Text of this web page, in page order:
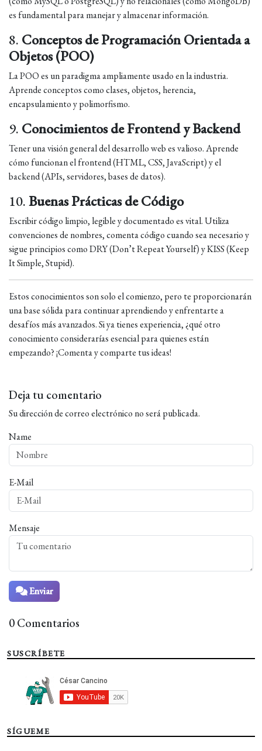
es fundamental para manejar y almacenar información.
8. Conceptos de Programación Orientada a
Objetos (POO)
La POO es un paradigma ampliamente usado en la industria.
Aprende conceptos como clases, objetos, herencia,
encapsulamiento y polimorfismo.
9. Conocimientos de Frontend y Backend
Tener una visión general del desarrollo web es valioso. Aprende
cómo funcionan el frontend (HTML, CSS, JavaScript) y el
backend (APIs, servidores, bases de datos).
10.Buenas Prácticas de Código
Escribir código limpio, legible y documentado es vital. Utiliza
convenciones de nombres, comenta código cuando sea necesario y
sigue principios como DRY (Don’t Repeat Yourself) y KISS (Keep
It Simple, Stupid).
Estos conocimientos son solo el comienzo, pero te proporcionarán
una base sólida para continuar aprendiendo y enfrentarte a
desafíos más avanzados. Si ya tienes experiencia, ¿qué otro
conocimiento considerarías esencial para quienes están
empezando? ¡Comenta y comparte tus ideas!
Deja tu comentario
Su dirección de correo electrónico no será publicada.
Name
E-Mail
Mensaje
Enviar
0 Comentarios
SUSCRÍBETE
SÍGUEME